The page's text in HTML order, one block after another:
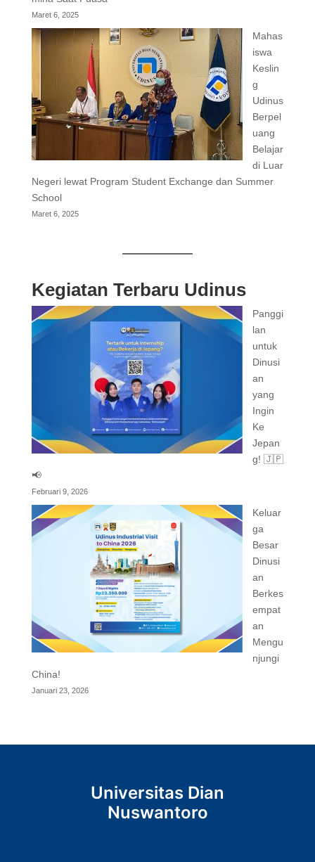
Maret 6, 2025
Mahas
iswa
Keslin
g
Udinus
Berpel
uang
Belajar
di Luar
Negeri lewat Program Student Exchange dan Summer
School
Maret 6, 2025
Kegiatan Terbaru Udinus
Panggi
lan
untuk
Dinusi
an
yang
Ingin
Ke
Jepan
g! 🇯🇵
📢
Februari 9, 2026
Keluar
ga
Besar
Dinusi
an
Berkes
empat
an
Mengu
njungi
China!
Januari 23, 2026
Universitas Dian
Nuswantoro